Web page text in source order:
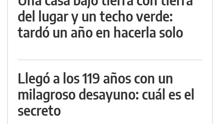
del lugar y un techo verde:
tardó un año en hacerla solo
Llegó a los 119 años con un
milagroso desayuno: cuál es el
secreto